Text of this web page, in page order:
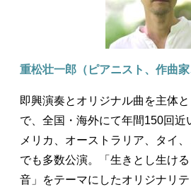
重松壮一郎（ピアニスト、作曲家
即興演奏とオリジナル曲を主体
で、全国・海外にて年間150回近
メリカ、オーストラリア、タイ
でも多数公演。「生きとし生け
音」をテーマにしたオリジナリ